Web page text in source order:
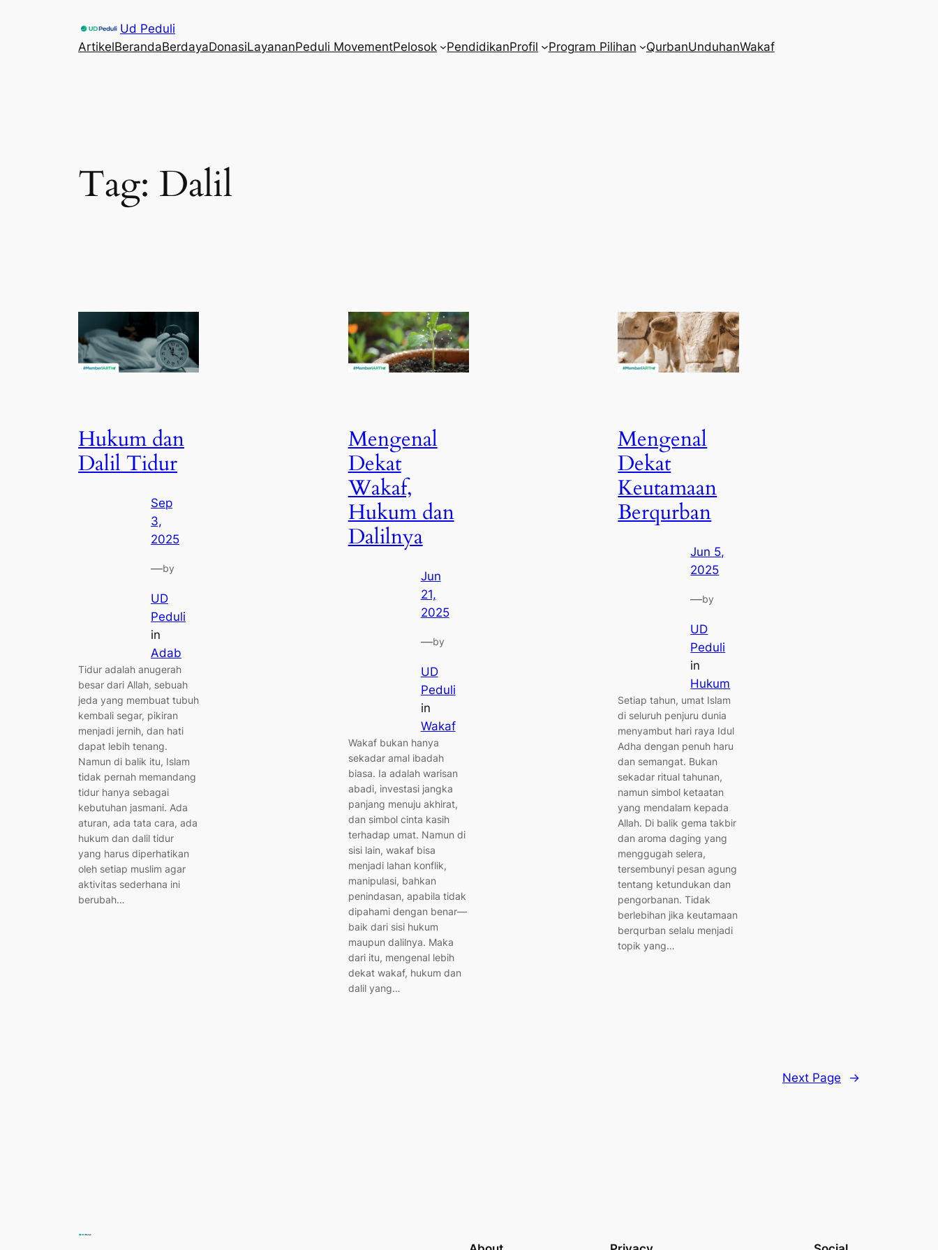
Ud Peduli
ArtikelBerandaBerdayaDonasiLayananPeduli MovementPelosok PendidikanProfil Program Pilihan QurbanUnduhanWakaf
Tag: Dalil
Hukum dan
Dalil Tidur
Sep
3,
2025
—by
UD
Peduli
in
Adab
Tidur adalah anugerah
besar dari Allah, sebuah
jeda yang membuat tubuh
kembali segar, pikiran
menjadi jernih, dan hati
dapat lebih tenang.
Namun di balik itu, Islam
tidak pernah memandang
tidur hanya sebagai
kebutuhan jasmani. Ada
aturan, ada tata cara, ada
hukum dan dalil tidur
yang harus diperhatikan
oleh setiap muslim agar
aktivitas sederhana ini
berubah…
Mengenal
Dekat
Wakaf,
Hukum dan
Dalilnya
Jun
21,
2025
—by
UD
Peduli
in
Wakaf
Wakaf bukan hanya
sekadar amal ibadah
biasa. Ia adalah warisan
abadi, investasi jangka
panjang menuju akhirat,
dan simbol cinta kasih
terhadap umat. Namun di
sisi lain, wakaf bisa
menjadi lahan konflik,
manipulasi, bahkan
penindasan, apabila tidak
dipahami dengan benar—
baik dari sisi hukum
maupun dalilnya. Maka
dari itu, mengenal lebih
dekat wakaf, hukum dan
dalil yang…
Mengenal
Dekat
Keutamaan
Berqurban
Jun 5,
2025
—by
UD
Peduli
in
Hukum
Setiap tahun, umat Islam
di seluruh penjuru dunia
menyambut hari raya Idul
Adha dengan penuh haru
dan semangat. Bukan
sekadar ritual tahunan,
namun simbol ketaatan
yang mendalam kepada
Allah. Di balik gema takbir
dan aroma daging yang
menggugah selera,
tersembunyi pesan agung
tentang ketundukan dan
pengorbanan. Tidak
berlebihan jika keutamaan
berqurban selalu menjadi
topik yang…
Next Page →